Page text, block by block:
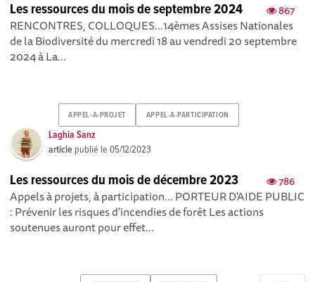
867
Les ressources du mois de septembre 2024
RENCONTRES, COLLOQUES...14èmes Assises Nationales
de la Biodiversité du mercredi 18 au vendredi 20 septembre
2024 à La...
APPEL-A-PROJET APPEL-A-PARTICIPATION
Laghia Sanz
article publié le05/12/2023
786
Les ressources du mois de décembre 2023
Appels à projets, à participation... PORTEUR D'AIDE PUBLIC
: Prévenir les risques d'incendies de forêt Les actions
soutenues auront pour effet...